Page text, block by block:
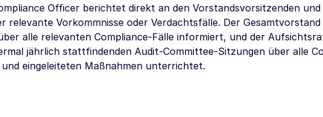
Officer berichtet direkt an den Vorstandsvorsitzenden
relevante Vorkommnisse oder Verdachtsfälle. Der
alle relevanten Compliance-Fälle informiert, und der
jährlich stattfindenden Audit-Committee-Sitzungen über alle
und eingeleiteten Maßnahmen unterrichtet.